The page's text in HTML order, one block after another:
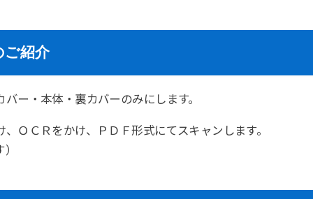
ご紹介
ー・本体・裏カバーのみにします。
ＯＣＲをかけ、ＰＤＦ形式にてスキャンします。